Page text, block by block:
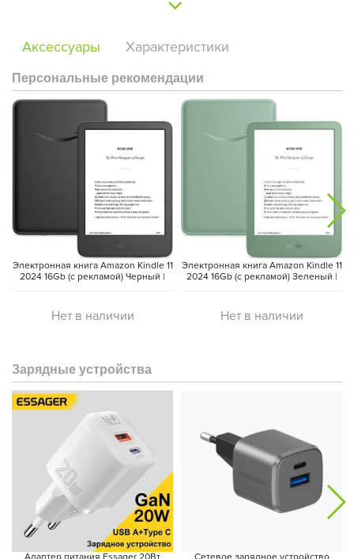
Аксессуары Характеристики
Персональные рекомендации
Электронная книга Amazon Kindle 11
2024 16Gb (с рекламой) Черный |
Нет в наличии
Электронная книга Amazon Kindle 11
2024 16Gb (с рекламой) Зеленый |
Нет в наличии
Зарядные устройства